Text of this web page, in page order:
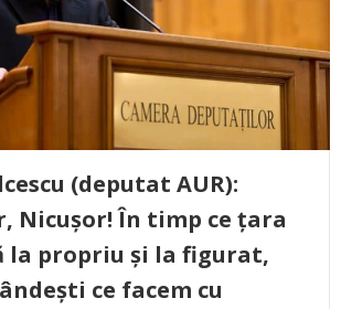
(deputat AUR):
Nicușor! În timp ce țara
la propriu și la figurat,
ce facem cu